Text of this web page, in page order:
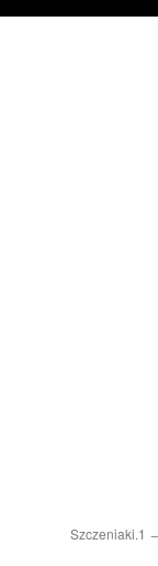
Szczeniaki.1